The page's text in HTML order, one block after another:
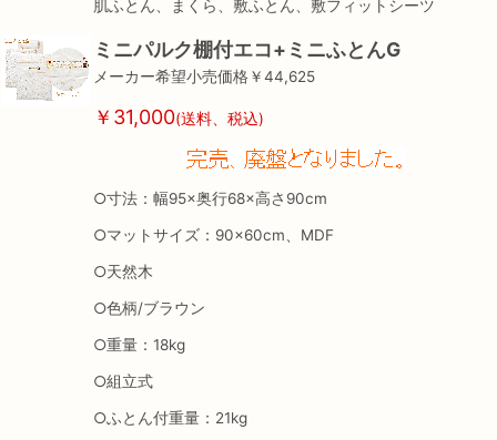
肌ふとん、まくら、敷ふとん、敷フィットシーツ
ミニパルク棚付エコ+ミニふとんG
メーカー希望小売価格￥44,625
￥31,000(送料、税込)
○寸法：幅95×奥行68×高さ90cm
○マットサイズ：90×60cm、MDF
○天然木
○色柄/ブラウン
○重量：18kg
○組立式
○ふとん付重量：21kg